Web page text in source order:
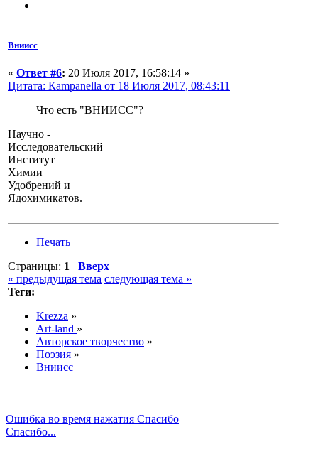
Вниисс
« Ответ #6: 20 Июля 2017, 16:58:14 »
Цитата: Кampanella от 18 Июля 2017, 08:43:11
Что есть "ВНИИСС"?
Научно -
Исследовательский
Институт
Химии
Удобрений и
Ядохимикатов.
Печать
Страницы: 1
Вверх
« предыдущая тема следующая тема »
Теги:
Krezza »
Art-land »
Авторское творчество »
Поэзия »
Вниисс
Ошибка во время нажатия Спасибо
Спасибо...